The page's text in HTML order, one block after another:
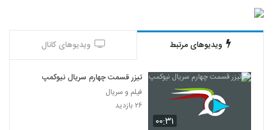
ویدیوهای مرتبط ویدیوهای کانال
۰۰:۳۱
تیزر قسمت چهارم سریال نیوکمپ
فیلم و سریال
۲۶ بازدید